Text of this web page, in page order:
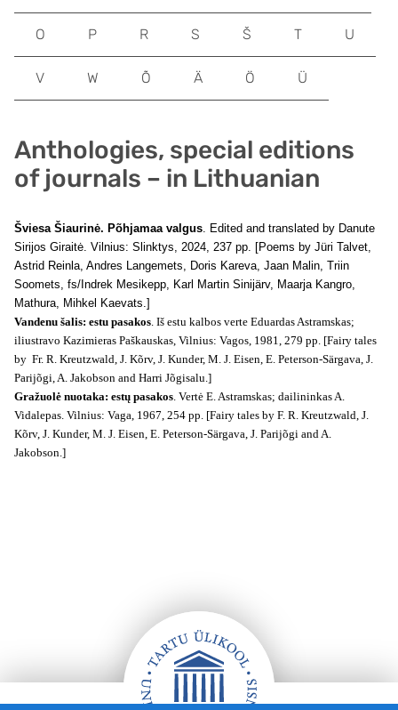
Anthologies, special editions
of journals – in Lithuanian
Šviesa Šiaurinė. Põhjamaa valgus. Edited and translated by Danute
Sirijos Giraitė. Vilnius: Slinktys, 2024, 237 pp. [Poems by Jüri Talvet,
Astrid Reinla, Andres Langemets, Doris Kareva, Jaan Malin, Triin
Soomets, fs/Indrek Mesikepp, Karl Martin Sinijärv, Maarja Kangro,
Mathura, Mihkel Kaevats.]
Vandenu šalis: estu pasakos. Iš estu kalbos verte Eduardas Astramskas;
iliustravo Kazimieras Paškauskas, Vilnius: Vagos, 1981, 279 pp. [Fairy tales
by Fr. R. Kreutzwald, J. Kõrv, J. Kunder, M. J. Eisen, E. Peterson-Särgava, J.
Parijõgi, A. Jakobson and Harri Jõgisalu.]
Gražuolė nuotaka: estų pasakos. Vertė E. Astramskas; dailininkas A.
Vidalepas. Vilnius: Vaga, 1967, 254 pp. [Fairy tales by F. R. Kreutzwald, J.
Kõrv, J. Kunder, M. J. Eisen, E. Peterson-Särgava, J. Parijõgi and A.
Jakobson.]
O P R S Š T U
V W Õ Ä Ö Ü